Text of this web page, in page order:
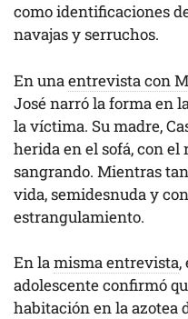
como identificaciones
navajas y serruchos.
En una entrevista con
José narró la forma en
la víctima. Su madre,
herida en el sofá, con el
sangrando. Mientras
vida, semidesnuda y
estrangulamiento.
En lamisma entrevista,
adolescente confirmó
habitación en la azotea